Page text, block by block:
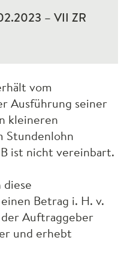
– VII ZR
vom
Ausführung seiner
kleineren
Stundenlohn
ist nicht vereinbart.
diese
Betrag i. H. v.
Auftraggeber
und erhebt